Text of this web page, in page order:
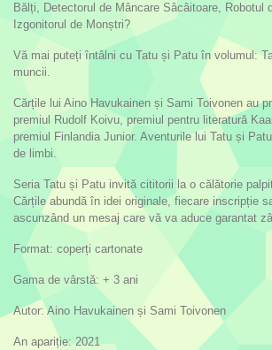
Bălți, Detectorul de Mâncare Sâcâitoare, Robotul
Izgonitorul de Monștri?
Vă mai puteți întâlni cu Tatu și Patu în volumul:
muncii.
Cărțile lui Aino Havukainen și Sami Toivonen au
premiul Rudolf Koivu, premiul pentru literatură
premiul Finlandia Junior. Aventurile lui Tatu și
de limbi.
Seria Tatu și Patu invită cititorii la o călătorie
Cărțile abundă în idei originale, fiecare inscripție
ascunzând un mesaj care vă va aduce garantat
Format: coperți cartonate
Gama de vârstă: + 3 ani
Autor: Aino Havukainen și Sami Toivonen
An apariție: 2021